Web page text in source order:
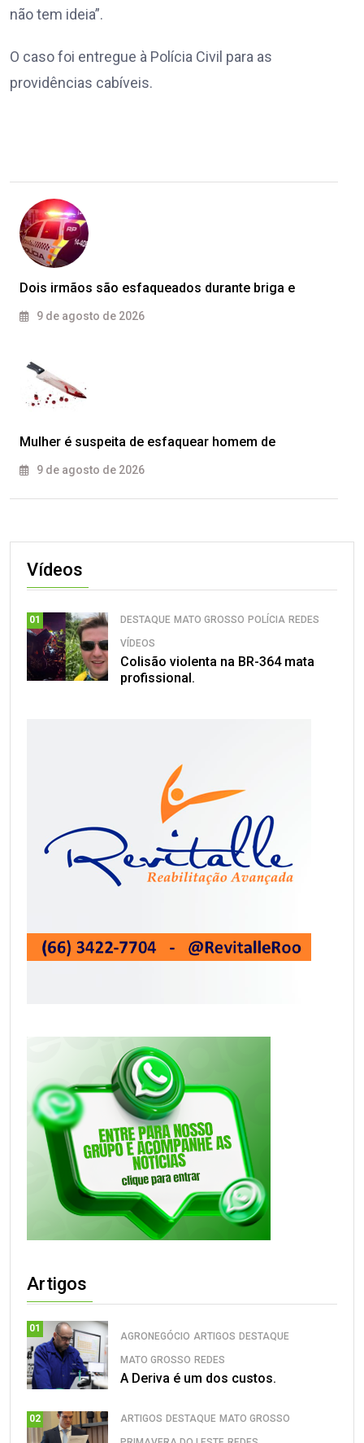
não tem ideia”.
O caso foi entregue à Polícia Civil para as
providências cabíveis.
Dois irmãos são esfaqueados durante briga e
9 de agosto de 2026
Mulher é suspeita de esfaquear homem de
9 de agosto de 2026
Vídeos
01 DESTAQUE MATO GROSSO POLÍCIA REDES
VÍDEOS
Colisão violenta na BR-364 mata
profissional.
Artigos
01
AGRONEGÓCIO ARTIGOS DESTAQUE
MATO GROSSO REDES
A Deriva é um dos custos.
02 ARTIGOS DESTAQUE MATO GROSSO